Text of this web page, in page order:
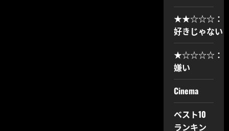
★★☆☆☆：
好きじゃない
★☆☆☆☆：
嫌い
Cinema
ベスト10
ランキン